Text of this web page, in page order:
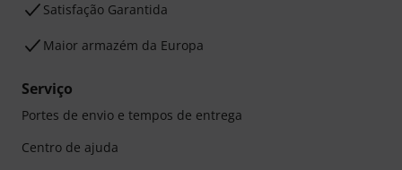
Satisfação Garantida
Maior armazém da Europa
Serviço
Portes de envio e tempos de entrega
Centro de ajuda